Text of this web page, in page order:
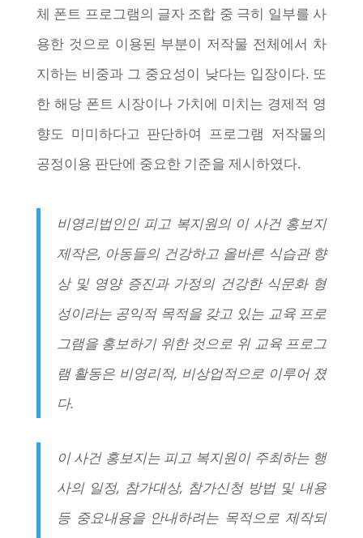
체 폰트 프로그램의 글자 조합 중 극히 일부를 사
용한 것으로 이용된 부분이 저작물 전체에서 차
지하는 비중과 그 중요성이 낮다는 입장이다. 또
한 해당 폰트 시장이나 가치에 미치는 경제적 영
향도 미미하다고 판단하여 프로그램 저작물의
공정이용 판단에 중요한 기준을 제시하였다.
비영리법인인 피고 복지원의 이 사건 홍보지
제작은, 아동들의 건강하고 올바른 식습관 향
상 및 영양 증진과 가정의 건강한 식문화 형
성이라는 공익적 목적을 갖고 있는 교육 프로
그램을 홍보하기 위한 것으로 위 교육 프로그
램 활동은 비영리적, 비상업적으로 이루어 졌
다.
이 사건 홍보지는 피고 복지원이 주최하는 행
사의 일정, 참가대상, 참가신청 방법 및 내용
등 중요내용을 안내하려는 목적으로 제작되